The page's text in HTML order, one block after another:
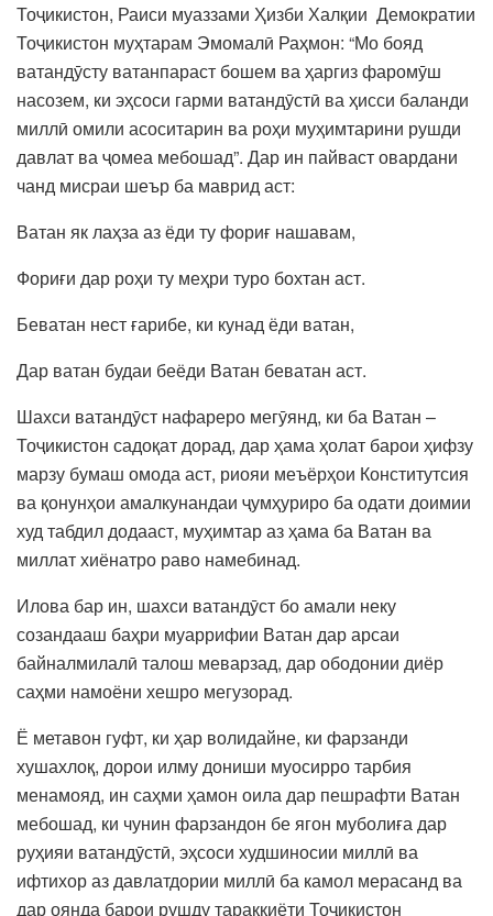
Тоҷикистон, Раиси муаззами Ҳизби Халқии Демократии
Тоҷикистон муҳтарам Эмомалӣ Раҳмон: “Мо бояд
ватандӯсту ватанпараст бошем ва ҳаргиз фаромӯш
насозем, ки эҳсоси гарми ватандӯстӣ ва ҳисси баланди
миллӣ омили асоситарин ва роҳи муҳимтарини рушди
давлат ва ҷомеа мебошад”. Дар ин пайваст овардани
чанд мисраи шеър ба маврид аст:
Ватан як лаҳза аз ёди ту фориғ нашавам,
Фориғи дар роҳи ту меҳри туро бохтан аст.
Беватан нест ғарибе, ки кунад ёди ватан,
Дар ватан будаи беёди Ватан беватан аст.
Шахси ватандӯст нафареро мегӯянд, ки ба Ватан –
Тоҷикистон садоқат дорад, дар ҳама ҳолат барои ҳифзу
марзу бумаш омода аст, риояи меъёрҳои Конститутсия
ва қонунҳои амалкунандаи ҷумҳуриро ба одати доимии
худ табдил додааст, муҳимтар аз ҳама ба Ватан ва
миллат хиёнатро раво намебинад.
Илова бар ин, шахси ватандӯст бо амали неку
созандааш баҳри муаррифии Ватан дар арсаи
байналмилалӣ талош меварзад, дар ободонии диёр
саҳми намоёни хешро мегузорад.
Ё метавон гуфт, ки ҳар волидайне, ки фарзанди
хушахлоқ, дорои илму дониши муосирро тарбия
менамояд, ин саҳми ҳамон оила дар пешрафти Ватан
мебошад, ки чунин фарзандон бе ягон муболиға дар
руҳияи ватандӯстӣ, эҳсоси худшиносии миллӣ ва
ифтихор аз давлатдории миллӣ ба камол мерасанд ва
дар оянда барои рушду тараққиёти Тоҷикистон